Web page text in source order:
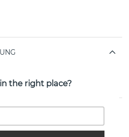
der schwedischen Marke CU
the right place?